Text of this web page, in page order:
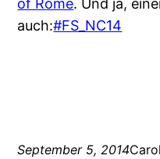
of Rome. Und ja,
auch:#FS_NC14
September 5, 2014